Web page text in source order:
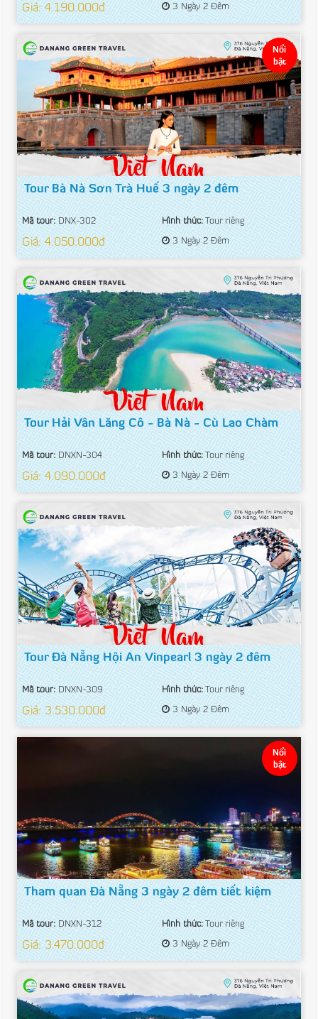
Giá: 4.190.000đ 3 Ngày 2 Đêm
Nổi
bật
Tour Bà Nà Sơn Trà Huế 3 ngày 2 đêm
Mã tour:DNX-302 Hình thức:Tour riêng
Giá: 4.050.000đ 3 Ngày 2 Đêm
Tour Hải Vân Lăng Cô - Bà Nà - Cù Lao Chàm
Mã tour:DNXN-304 Hình thức:Tour riêng
Giá: 4.090.000đ 3 Ngày 2 Đêm
Tour Đà Nẵng Hội An Vinpearl 3 ngày 2 đêm
Mã tour:DNXN-309 Hình thức:Tour riêng
Giá: 3.530.000đ 3 Ngày 2 Đêm
Nổi
bật
Tham quan Đà Nẵng 3 ngày 2 đêm tiết kiệm
Mã tour:DNXN-312 Hình thức:Tour riêng
Giá: 3.470.000đ 3 Ngày 2 Đêm